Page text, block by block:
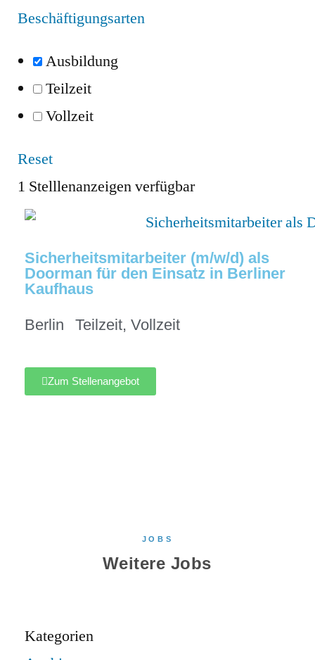
Beschäftigungsarten
Ausbildung
Teilzeit
Vollzeit
Reset
1 Stelllenanzeigen verfügbar
Sicherheitsmitarbeiter (m/w/d) als
Doorman für den Einsatz in Berliner
Kaufhaus
Berlin Teilzeit, Vollzeit
Zum Stellenangebot
JOBS
Weitere Jobs
Kategorien